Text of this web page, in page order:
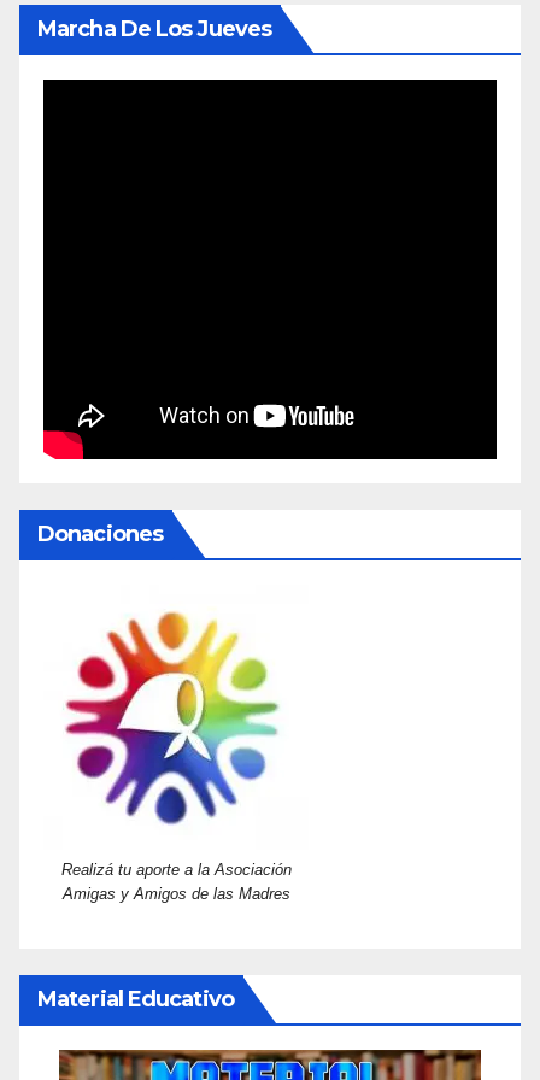
Marcha De Los Jueves
Donaciones
Realizá tu aporte a la Asociación
Amigas y Amigos de las Madres
Material Educativo